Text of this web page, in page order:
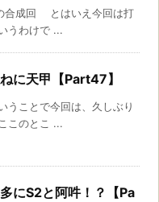
成回 とはいえ今回は打
わけで ...
に天甲【Part47】
とで今回は、久しぶり
のとこ ...
にS2と阿吽！？【Pa